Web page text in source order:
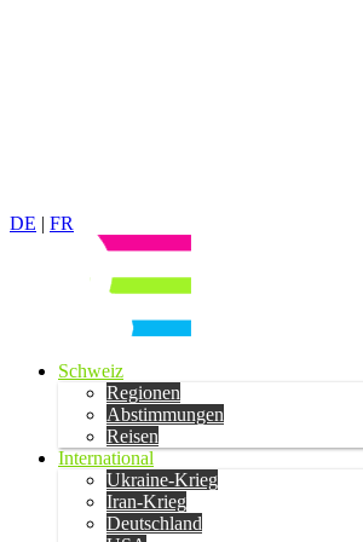
DE | FR
Schweiz
Regionen
Abstimmungen
Reisen
International
Ukraine-Krieg
Iran-Krieg
Deutschland